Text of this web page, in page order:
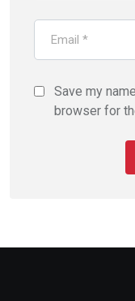
Save my
browser for